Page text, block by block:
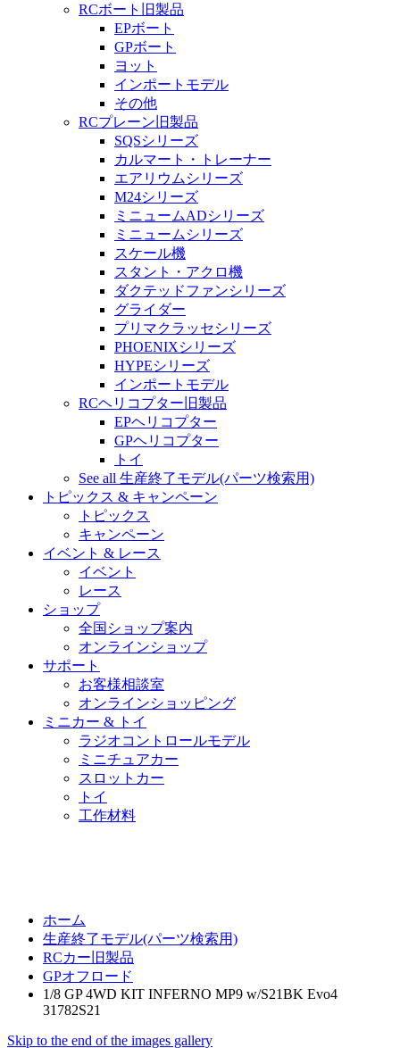
RCボート旧製品
EPボート
GPボート
ヨット
インポートモデル
その他
RCプレーン旧製品
SQSシリーズ
カルマート・トレーナー
エアリウムシリーズ
M24シリーズ
ミニュームADシリーズ
ミニュームシリーズ
スケール機
スタント・アクロ機
ダクテッドファンシリーズ
グライダー
プリマクラッセシリーズ
PHOENIXシリーズ
HYPEシリーズ
インポートモデル
RCヘリコプター旧製品
EPヘリコプター
GPヘリコプター
トイ
See all 生産終了モデル(パーツ検索用)
トピックス & キャンペーン
トピックス
キャンペーン
イベント & レース
イベント
レース
ショップ
全国ショップ案内
オンラインショップ
サポート
お客様相談室
オンラインショッピング
ミニカー & トイ
ラジオコントロールモデル
ミニチュアカー
スロットカー
トイ
工作材料
ホーム
生産終了モデル(パーツ検索用)
RCカー旧製品
GPオフロード
1/8 GP 4WD KIT INFERNO MP9 w/S21BK Evo4
31782S21
Skip to the end of the images gallery